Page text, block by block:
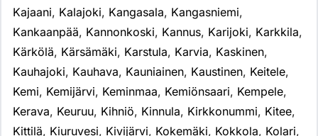
Kajaani, Kalajoki, Kangasala, Kangasniemi,
Kankaanpää, Kannonkoski, Kannus, Karijoki, Karkkila,
Kärkölä, Kärsämäki, Karstula, Karvia, Kaskinen,
Kauhajoki, Kauhava, Kauniainen, Kaustinen, Keitele,
Kemi, Kemijärvi, Keminmaa, Kemiönsaari, Kempele,
Kerava, Keuruu, Kihniö, Kinnula, Kirkkonummi, Kitee,
Kittilä, Kiuruvesi, Kivijärvi, Kokemäki, Kokkola, Kolari,